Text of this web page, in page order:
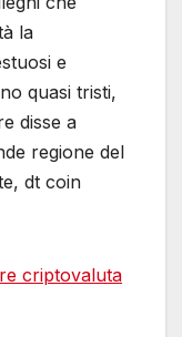
la
e
quasi tristi,
disse a
regione del
dt coin
criptovaluta